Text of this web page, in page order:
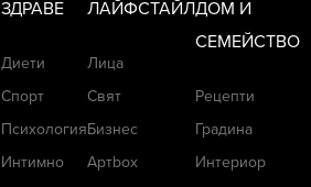
ЗДРАВЕ
Диети
Спорт
Психология
Интимно
ЛАЙФСТАЙЛ
Лица
Свят
Бизнес
Артbox
ДОМ И
СЕМЕЙСТВО
Рецепти
Градина
Интериор